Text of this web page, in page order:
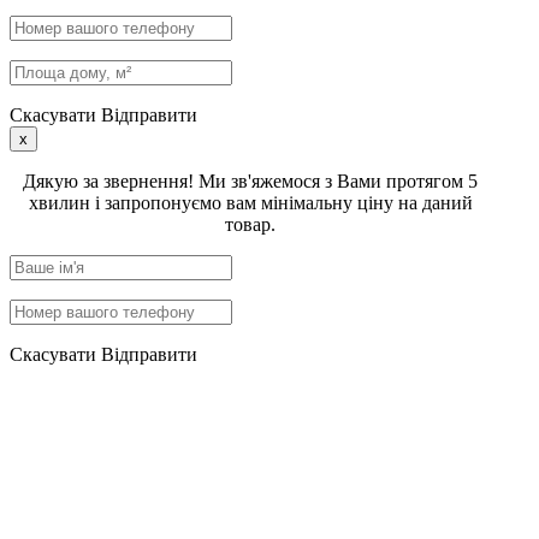
Скасувати Відправити
x
Дякую за звернення! Ми зв'яжемося з Вами протягом 5
хвилин і запропонуємо вам мінімальну ціну на даний
товар.
Скасувати Відправити